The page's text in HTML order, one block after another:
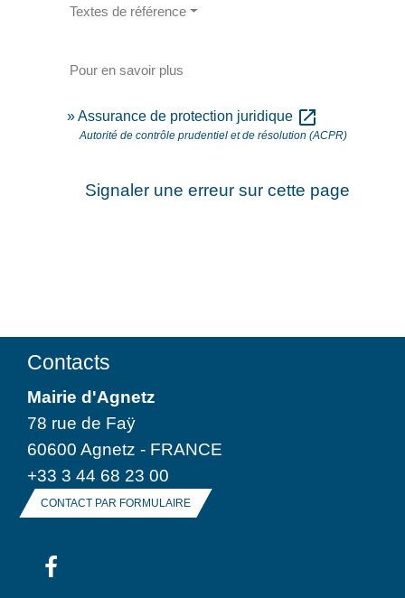
Textes de référence
Pour en savoir plus
Assurance de protection juridique open_in_new
Autorité de contrôle prudentiel et de résolution (ACPR)
Signaler une erreur sur cette page
Contacts
Mairie d'Agnetz
78 rue de Faÿ
60600 Agnetz - FRANCE
+33 3 44 68 23 00
CONTACT PAR FORMULAIRE